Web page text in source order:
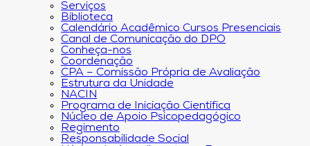
Serviços
Biblioteca
Calendário Acadêmico Cursos Presenciais
Canal de Comunicação do DPO
Conheça-nos
Coordenação
CPA – Comissão Própria de Avaliação
Estrutura da Unidade
NACIN
Programa de Iniciação Científica
Núcleo de Apoio Psicopedagógico
Regimento
Responsabilidade Social